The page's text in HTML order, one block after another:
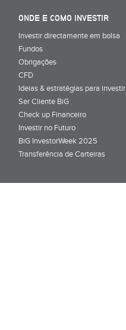
ONDE E COMO INVESTIR
Investir directamente em bolsa
Fundos
Obrigações
CFD
Ideias & estratégias para investir
Ser Cliente BiG
Check up Financeiro
Investir no Futuro
BiG InvestorWeek 2025;
Transferência de Carteiras;